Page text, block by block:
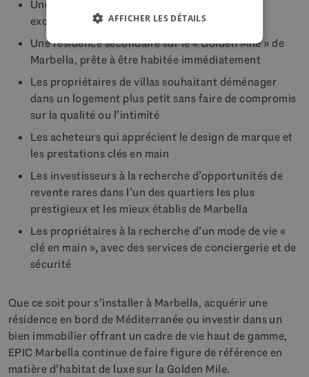
Une résidence principale d’une qualité
exceptionnelle sur la Costa del Sol
Une résidence secondaire sur le « Golden Mile » de
Marbella, prête à être habitée immédiatement
Les propriétaires de villas souhaitant déménager
dans un logement plus petit sans faire de compromis
sur la qualité ou l’intimité
Les acheteurs qui apprécient le design de marque et
les prestations clés en main
Les investisseurs à la recherche d’opportunités de
revente rares dans l’un des quartiers les plus
prestigieux et les mieux établis de Marbella
Les propriétaires à la recherche d’un mode de vie «
clé en main », avec des services de conciergerie et de
sécurité
Que ce soit pour s’installer à Marbella, acquérir une
résidence en bord de Méditerranée ou investir dans un
bien immobilier offrant un cadre de vie haut de gamme,
EPIC Marbella continue de faire figure de référence en
matière d’habitat de luxe sur la Golden Mile.
AFFICHER LES DÉTAILS